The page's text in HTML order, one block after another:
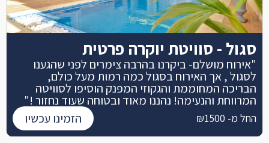
סגול - סוויטת יוקרה פרטית
"אירוח מושלם- ביקרנו בהרבה צימרים לפני שהגענו
לסגול , אך האירוח בסגול כמה רמות מעל כולם,
הבריכה המחוממת והגקוזי המפנק הוסיפו לסוויטה
המרווחת והנעימה! נהננו מאוד ובטוחה שעוד נחזור !"
החל מ- ₪1500 הזמינו עכשיו